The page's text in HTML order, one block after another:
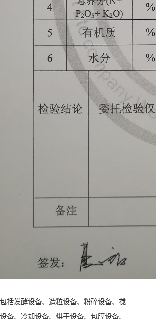
括发酵设备、造粒设备、粉碎设备、搅
备、冷却设备、烘干设备、包膜设备、